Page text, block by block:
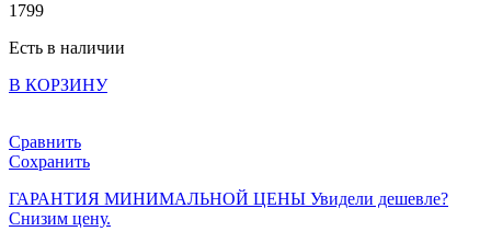
1799
Есть в наличии
В КОРЗИНУ
Сравнить
Сохранить
ГАРАНТИЯ МИНИМАЛЬНОЙ ЦЕНЫ Увидели дешевле?
Снизим цену.